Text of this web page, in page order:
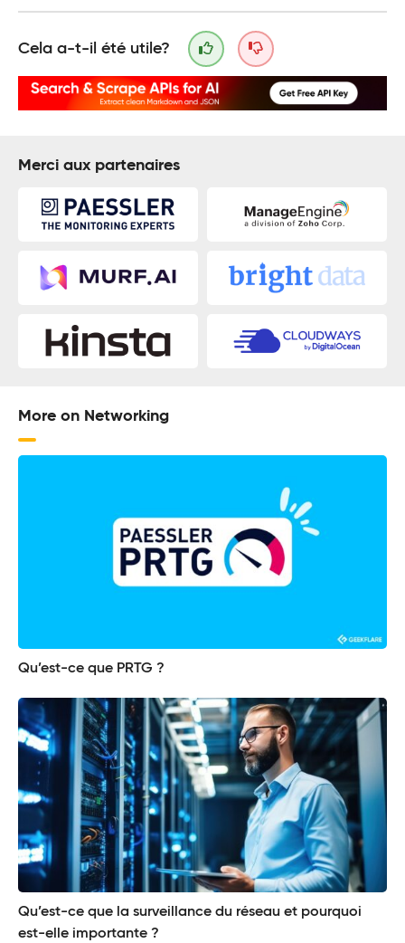
Cela a-t-il été utile?
Merci aux partenaires
More on Networking
Qu’est-ce que PRTG ?
Qu’est-ce que la surveillance du réseau et pourquoi
est-elle importante ?